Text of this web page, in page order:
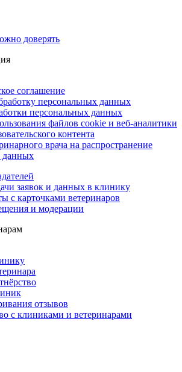
доверять
соглашение
персональных данных
персональных данных
файлов cookie и веб-аналитики
контента
врача на распространение
данных
заявок и данных в клинику
с карточками ветеринаров
и модерации
отзывов
с клиниками и ветеринарами